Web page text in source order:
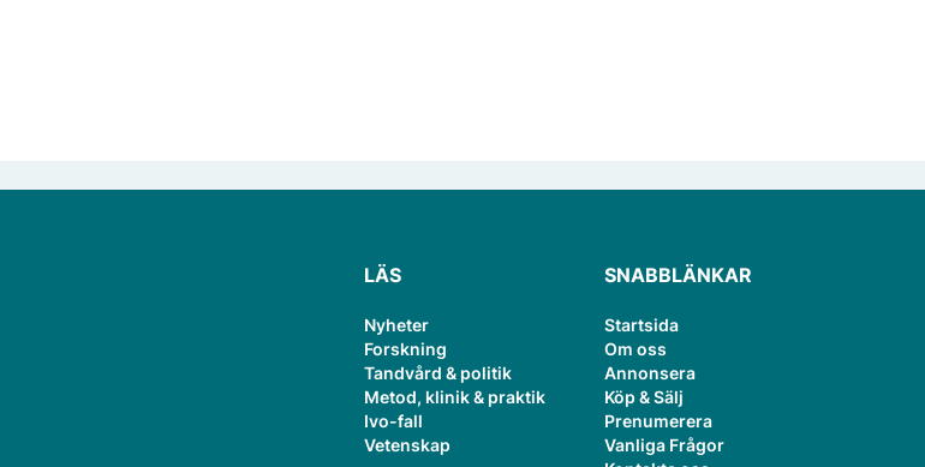
LÄS
Nyheter
Forskning
Tandvård & politik
Metod, klinik & praktik
Ivo-fall
Vetenskap
SNABBLÄNKAR
Startsida
Om oss
Annonsera
Köp & Sälj
Prenumerera
Vanliga Frågor